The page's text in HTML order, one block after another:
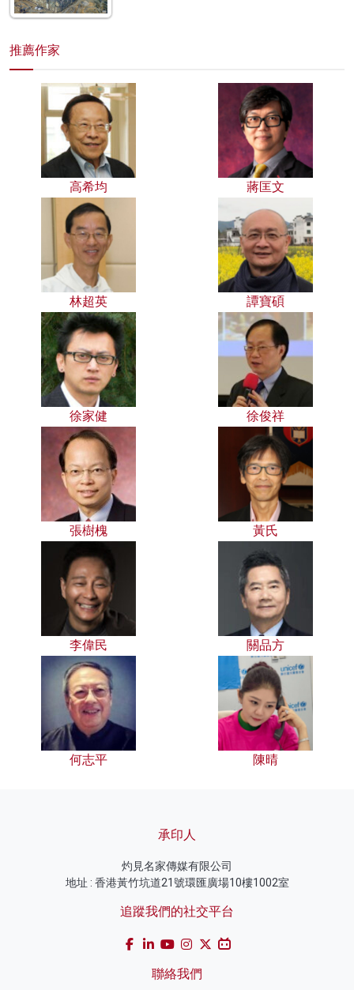
推薦作家
高希均 蔣匡文
林超英 譚寶碩
徐家健 徐俊祥
張樹槐 黃氏
李偉民 關品方
何志平 陳晴
承印人
灼見名家傳媒有限公司
地址 : 香港黃竹坑道21號環匯廣場10樓1002室
追蹤我們的社交平台
聯絡我們